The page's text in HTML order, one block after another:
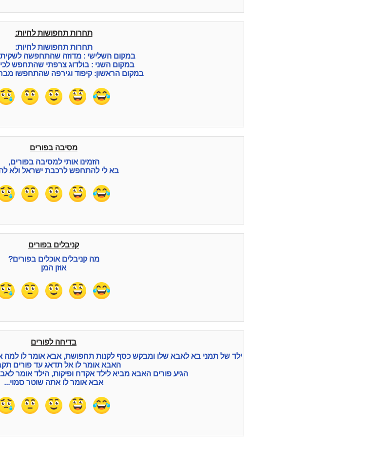
תחרות תחפושות לחיות:
תחרות תחפושות לחיות:
במקום השלישי : מדוזה שהתחפשה
במקום השני : בולדוג צרפתי שהתחפש
במקום הראשון: קיפוד וגירפה שהתחפשו
מסיבה בפורים
הזמינו אותי למסיבה בפורים,
בא לי להתחפש לרכבת ישראל ולא
קניבלים בפורים
מה קניבלים אוכלים בפורים?
אוזן המן
בדיחה לפורים
ילד של תמני בא לאבא שלו ומבקש כסף לקנות תחפושת, אבא אומר לו למה
האבא אומר לו אל תדאג עד פורים
הגיע פורים האבא מביא לילד אקדח ופיקות, הילד אומר
אבא אומר לו אתה שוטר סמוי...